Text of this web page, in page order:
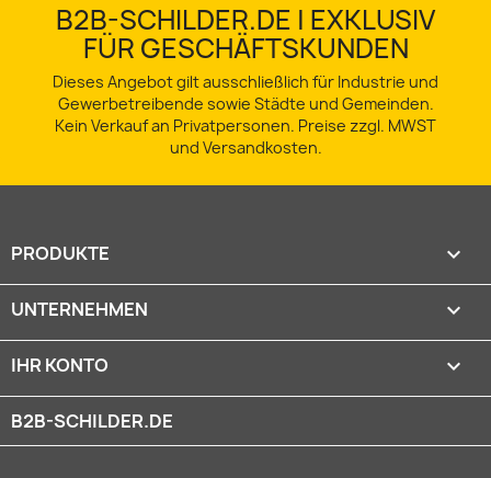
B2B-SCHILDER.DE | EXKLUSIV
FÜR GESCHÄFTSKUNDEN
Dieses Angebot gilt ausschließlich für Industrie und
Gewerbetreibende sowie Städte und Gemeinden.
Kein Verkauf an Privatpersonen. Preise zzgl. MWST
und Versandkosten.
PRODUKTE 
UNTERNEHMEN 
IHR KONTO 
B2B-SCHILDER.DE